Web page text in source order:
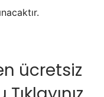
ücretsiz